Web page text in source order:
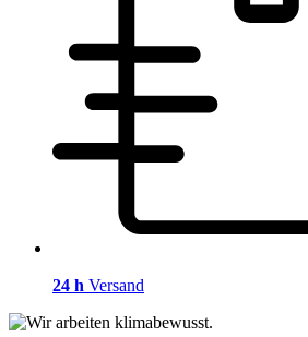
24 h Versand